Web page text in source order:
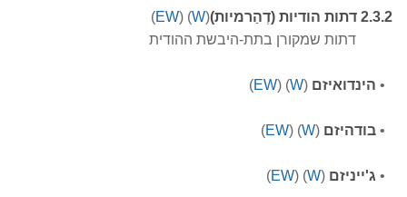
(
W
)
(
EW
)
דתות שמקורן בתת-היבשת ההודית
• הינדואיזם (
W
)
(
EW
)
• בודהיזם (
W
)
(
EW
)
• ג'ייניזם (
W
)
(
EW
)